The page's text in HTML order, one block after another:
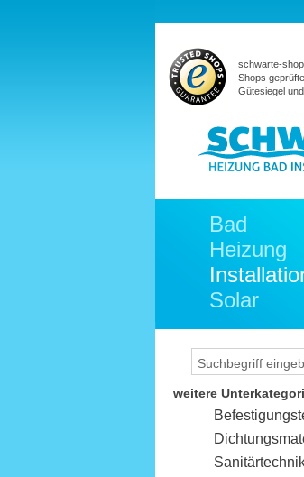
Bad
Heizung
Solar
weitere
schwarte-
Shops
Gütesiegel und